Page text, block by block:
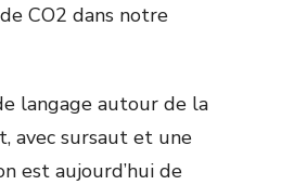
CO2 dans notre
langage autour de la
avec sursaut et une
est aujourd’hui de